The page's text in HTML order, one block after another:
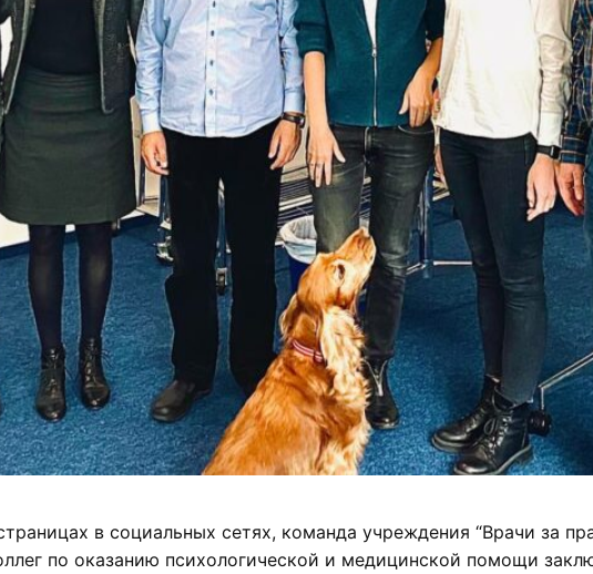
в социальных сетях, команда учреждения “Врачи за
по оказанию психологической и медицинской помощи